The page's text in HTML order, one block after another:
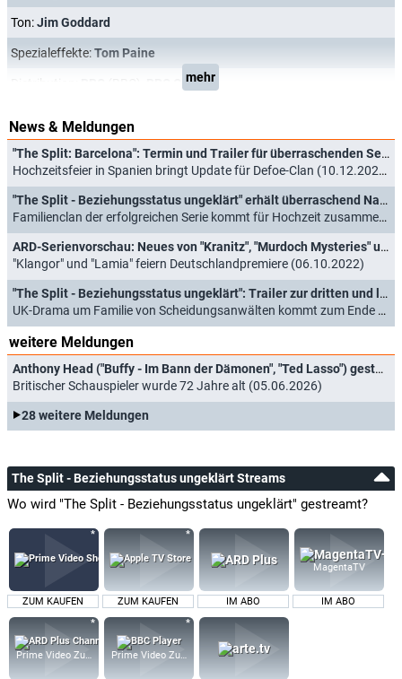
Ton:Jim Goddard
Spezialeffekte:Tom Paine
BBC Onemehr
News & Meldungen
"The Split: Barcelona": Termin und Trailer für überraschenden Serien-Nachschlag
Hochzeitsfeier in Spanien bringt Update für Defoe-Clan (10.12.2024)
"The Split - Beziehungsstatus ungeklärt" erhält überraschend Nachschlag
Familienclan der erfolgreichen Serie kommt für Hochzeit zusammen (03.05.2024)
ARD-Serienvorschau: Neues von "Kranitz", "Murdoch Mysteries" und "The Split"
"Klangor" und "Lamia" feiern Deutschlandpremiere (06.10.2022)
"The Split - Beziehungsstatus ungeklärt": Trailer zur dritten und letzten Staffel
UK-Drama um Familie von Scheidungsanwälten kommt zum Ende (03.04.2022)
weitere Meldungen
Anthony Head ("Buffy - Im Bann der Dämonen", "Ted Lasso") gestorben
Britischer Schauspieler wurde 72 Jahre alt (05.06.2026)
28 weitere Meldungen
The Split - Beziehungsstatus ungeklärt Streams
Wo wird "The Split - Beziehungsstatus ungeklärt" gestreamt?
ZUM KAUFEN ZUM KAUFEN IM ABO
MagentaTV
IM ABO
Prime Video Zusatz-KanälePrime Video Zusatz-Kanäle